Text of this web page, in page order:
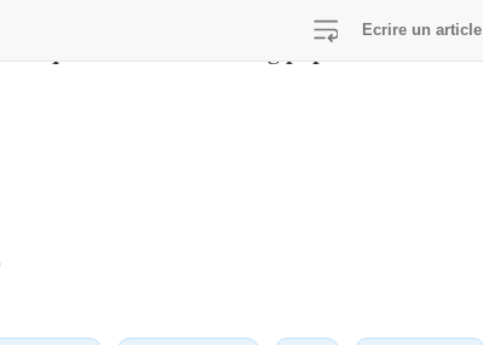
www/lib/switch-lang.phpon line
Ecrire un article